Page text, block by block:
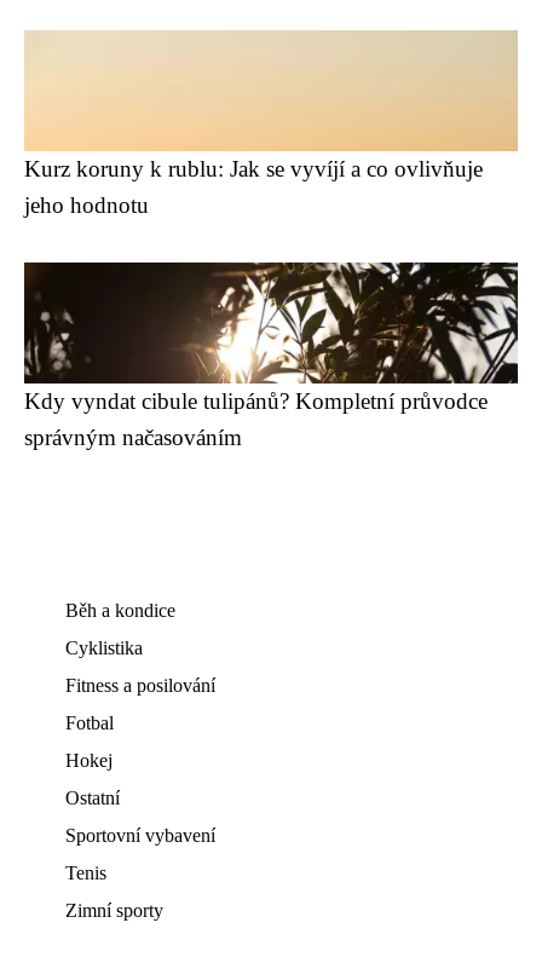
Kurz koruny k rublu: Jak se vyvíjí a co ovlivňuje
jeho hodnotu
Kdy vyndat cibule tulipánů? Kompletní průvodce
správným načasováním
Běh a kondice
Cyklistika
Fitness a posilování
Fotbal
Hokej
Ostatní
Sportovní vybavení
Tenis
Zimní sporty